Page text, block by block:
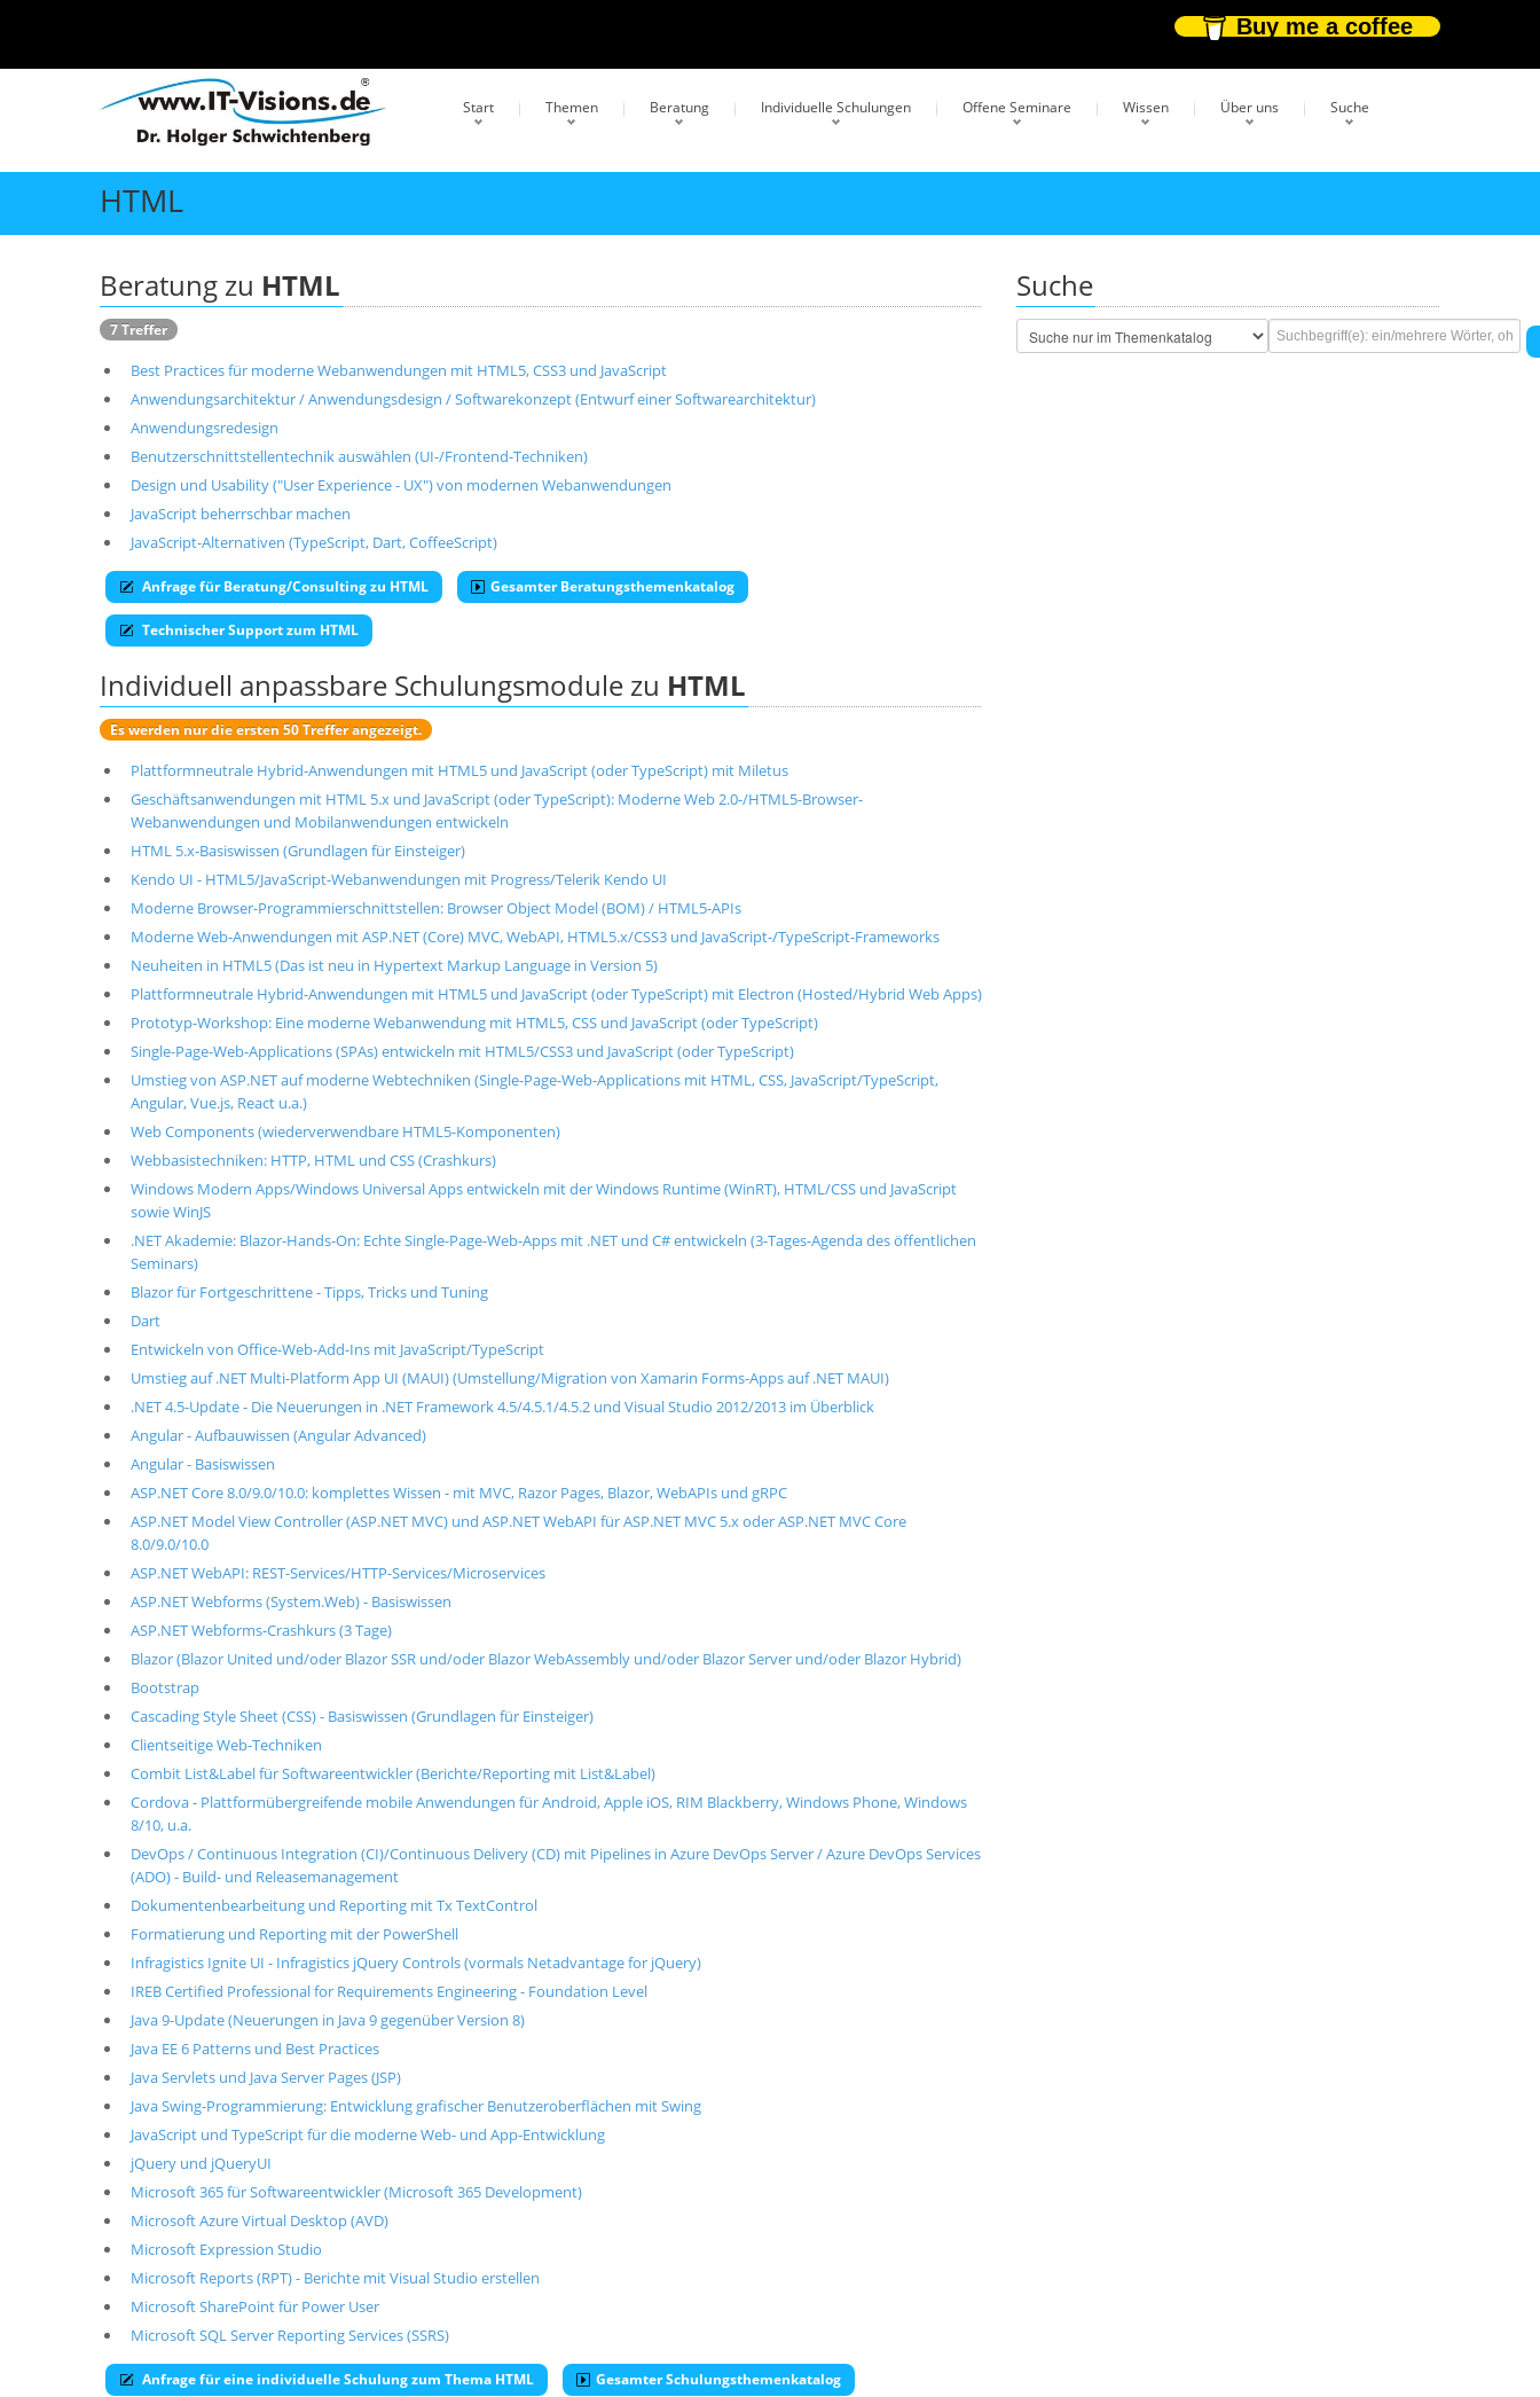
Buy me a coffee
Start Themen Beratung Individuelle Schulungen Offene Seminare Wissen Über uns Suche
HTML
Beratung zu HTML
7 Treffer
Best Practices für moderne Webanwendungen mit HTML5, CSS3 und JavaScript
Anwendungsarchitektur / Anwendungsdesign / Softwarekonzept (Entwurf einer Softwarearchitektur)
Anwendungsredesign
Benutzerschnittstellentechnik auswählen (UI-/Frontend-Techniken)
Design und Usability ("User Experience - UX") von modernen Webanwendungen
JavaScript beherrschbar machen
JavaScript-Alternativen (TypeScript, Dart, CoffeeScript)
Anfrage für Beratung/Consulting zu HTML Gesamter Beratungsthemenkatalog
Technischer Support zum HTML
Individuell anpassbare Schulungsmodule zu HTML
Es werden nur die ersten 50 Treffer angezeigt.
Plattformneutrale Hybrid-Anwendungen mit HTML5 und JavaScript (oder TypeScript) mit Miletus
Geschäftsanwendungen mit HTML 5.x und JavaScript (oder TypeScript): Moderne Web 2.0-/HTML5-Browser-
Webanwendungen und Mobilanwendungen entwickeln
HTML 5.x-Basiswissen (Grundlagen für Einsteiger)
Kendo UI - HTML5/JavaScript-Webanwendungen mit Progress/Telerik Kendo UI
Moderne Browser-Programmierschnittstellen: Browser Object Model (BOM) / HTML5-APIs
Moderne Web-Anwendungen mit ASP.NET (Core) MVC, WebAPI, HTML5.x/CSS3 und JavaScript-/TypeScript-Frameworks
Neuheiten in HTML5 (Das ist neu in Hypertext Markup Language in Version 5)
Plattformneutrale Hybrid-Anwendungen mit HTML5 und JavaScript (oder TypeScript) mit Electron (Hosted/Hybrid Web Apps)
Prototyp-Workshop: Eine moderne Webanwendung mit HTML5, CSS und JavaScript (oder TypeScript)
Single-Page-Web-Applications (SPAs) entwickeln mit HTML5/CSS3 und JavaScript (oder TypeScript)
Umstieg von ASP.NET auf moderne Webtechniken (Single-Page-Web-Applications mit HTML, CSS, JavaScript/TypeScript,
Angular, Vue.js, React u.a.)
Web Components (wiederverwendbare HTML5-Komponenten)
Webbasistechniken: HTTP, HTML und CSS (Crashkurs)
Windows Modern Apps/Windows Universal Apps entwickeln mit der Windows Runtime (WinRT), HTML/CSS und JavaScript
sowie WinJS
.NET Akademie: Blazor-Hands-On: Echte Single-Page-Web-Apps mit .NET und C# entwickeln (3-Tages-Agenda des öffentlichen
Seminars)
Blazor für Fortgeschrittene - Tipps, Tricks und Tuning
Dart
Entwickeln von Office-Web-Add-Ins mit JavaScript/TypeScript
Umstieg auf .NET Multi-Platform App UI (MAUI) (Umstellung/Migration von Xamarin Forms-Apps auf .NET MAUI)
.NET 4.5-Update - Die Neuerungen in .NET Framework 4.5/4.5.1/4.5.2 und Visual Studio 2012/2013 im Überblick
Angular - Aufbauwissen (Angular Advanced)
Angular - Basiswissen
ASP.NET Core 8.0/9.0/10.0: komplettes Wissen - mit MVC, Razor Pages, Blazor, WebAPIs und gRPC
ASP.NET Model View Controller (ASP.NET MVC) und ASP.NET WebAPI für ASP.NET MVC 5.x oder ASP.NET MVC Core
8.0/9.0/10.0
ASP.NET WebAPI: REST-Services/HTTP-Services/Microservices
ASP.NET Webforms (System.Web) - Basiswissen
ASP.NET Webforms-Crashkurs (3 Tage)
Blazor (Blazor United und/oder Blazor SSR und/oder Blazor WebAssembly und/oder Blazor Server und/oder Blazor Hybrid)
Bootstrap
Cascading Style Sheet (CSS) - Basiswissen (Grundlagen für Einsteiger)
Clientseitige Web-Techniken
Combit List&Label für Softwareentwickler (Berichte/Reporting mit List&Label)
Cordova - Plattformübergreifende mobile Anwendungen für Android, Apple iOS, RIM Blackberry, Windows Phone, Windows
8/10, u.a.
DevOps / Continuous Integration (CI)/Continuous Delivery (CD) mit Pipelines in Azure DevOps Server / Azure DevOps Services
(ADO) - Build- und Releasemanagement
Dokumentenbearbeitung und Reporting mit Tx TextControl
Formatierung und Reporting mit der PowerShell
Infragistics Ignite UI - Infragistics jQuery Controls (vormals Netadvantage for jQuery)
IREB Certified Professional for Requirements Engineering - Foundation Level
Java 9-Update (Neuerungen in Java 9 gegenüber Version 8)
Java EE 6 Patterns und Best Practices
Java Servlets und Java Server Pages (JSP)
Java Swing-Programmierung: Entwicklung grafischer Benutzeroberflächen mit Swing
JavaScript und TypeScript für die moderne Web- und App-Entwicklung
jQuery und jQueryUI
Microsoft 365 für Softwareentwickler (Microsoft 365 Development)
Microsoft Azure Virtual Desktop (AVD)
Microsoft Expression Studio
Microsoft Reports (RPT) - Berichte mit Visual Studio erstellen
Microsoft SharePoint für Power User
Microsoft SQL Server Reporting Services (SSRS)
Anfrage für eine individuelle Schulung zum Thema HTML Gesamter Schulungsthemenkatalog
Suche